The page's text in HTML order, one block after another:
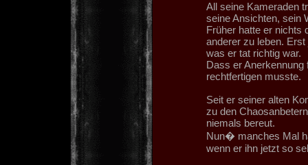
All seine Kameraden
seine Ansichten, sein
Früher hatte er nichts
anderer zu leben.
was er tat richtig war.
Dass er
rechtfertigen musste.
Seit er seiner alten
zu den
niemals bereut.
Nun� manches Mal
wenn er ihn jetzt so